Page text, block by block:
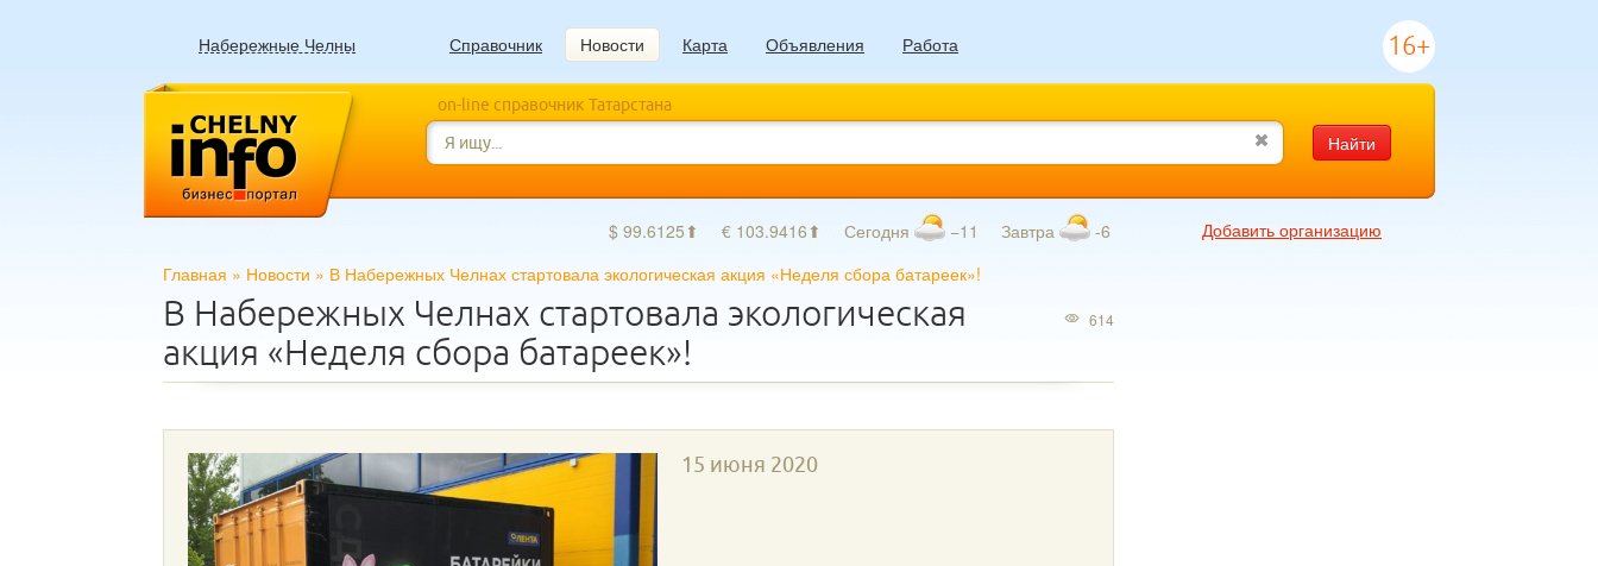
Набережные Челны Справочник Новости Карта Объявления Работа 16+
on-line справочник Татарстана
Найти
$ 99.6125⬆ € 103.9416⬆ Сегодня −11 Завтра -6
Добавить организацию
Главная » Новости » В Набережных Челнах стартовала экологическая акция «Неделя сбора батареек»!
614
В Набережных Челнах стартовала экологическая
акция «Неделя сбора батареек»!
15 июня 2020